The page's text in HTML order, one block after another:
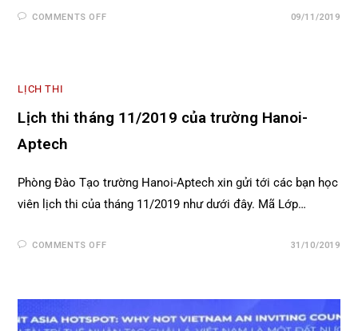
COMMENTS OFF 09/11/2019
LỊCH THI
Lịch thi tháng 11/2019 của trường Hanoi-
Aptech
Phòng Đào Tạo trường Hanoi-Aptech xin gửi tới các bạn học
viên lịch thi của tháng 11/2019 như dưới đây. Mã Lớp…
COMMENTS OFF 31/10/2019